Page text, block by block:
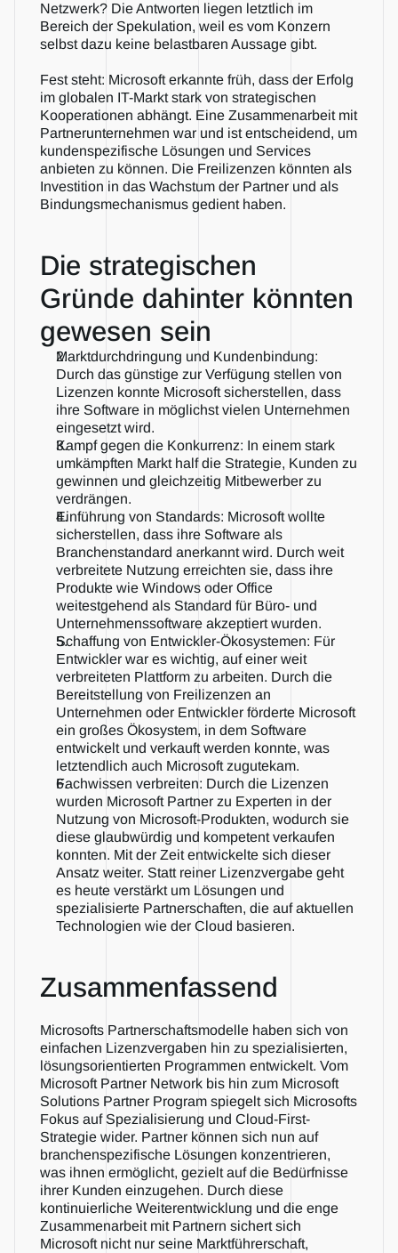
Netzwerk? Die Antworten liegen letztlich im
Bereich der Spekulation, weil es vom Konzern
selbst dazu keine belastbaren Aussage gibt.
Fest steht: Microsoft erkannte früh, dass der Erfolg
im globalen IT-Markt stark von strategischen
Kooperationen abhängt. Eine Zusammenarbeit mit
Partnerunternehmen war und ist entscheidend, um
kundenspezifische Lösungen und Services
anbieten zu können. Die Freilizenzen könnten als
Investition in das Wachstum der Partner und als
Bindungsmechanismus gedient haben.
Die strategischen
Gründe dahinter könnten
gewesen sein
Marktdurchdringung und Kundenbindung:
Durch das günstige zur Verfügung stellen von
Lizenzen konnte Microsoft sicherstellen, dass
ihre Software in möglichst vielen Unternehmen
eingesetzt wird.
Kampf gegen die Konkurrenz: In einem stark
umkämpften Markt half die Strategie, Kunden zu
gewinnen und gleichzeitig Mitbewerber zu
verdrängen.
Einführung von Standards: Microsoft wollte
sicherstellen, dass ihre Software als
Branchenstandard anerkannt wird. Durch weit
verbreitete Nutzung erreichten sie, dass ihre
Produkte wie Windows oder Office
weitestgehend als Standard für Büro- und
Unternehmenssoftware akzeptiert wurden.
Schaffung von Entwickler-Ökosystemen: Für
Entwickler war es wichtig, auf einer weit
verbreiteten Plattform zu arbeiten. Durch die
Bereitstellung von Freilizenzen an
Unternehmen oder Entwickler förderte Microsoft
ein großes Ökosystem, in dem Software
entwickelt und verkauft werden konnte, was
letztendlich auch Microsoft zugutekam.
Fachwissen verbreiten: Durch die Lizenzen
wurden Microsoft Partner zu Experten in der
Nutzung von Microsoft-Produkten, wodurch sie
diese glaubwürdig und kompetent verkaufen
konnten. Mit der Zeit entwickelte sich dieser
Ansatz weiter. Statt reiner Lizenzvergabe geht
es heute verstärkt um Lösungen und
spezialisierte Partnerschaften, die auf aktuellen
Technologien wie der Cloud basieren.
Zusammenfassend
Microsofts Partnerschaftsmodelle haben sich von
einfachen Lizenzvergaben hin zu spezialisierten,
lösungsorientierten Programmen entwickelt. Vom
Microsoft Partner Network bis hin zum Microsoft
Solutions Partner Program spiegelt sich Microsofts
Fokus auf Spezialisierung und Cloud-First-
Strategie wider. Partner können sich nun auf
branchenspezifische Lösungen konzentrieren,
was ihnen ermöglicht, gezielt auf die Bedürfnisse
ihrer Kunden einzugehen. Durch diese
kontinuierliche Weiterentwicklung und die enge
Zusammenarbeit mit Partnern sichert sich
Microsoft nicht nur seine Marktführerschaft,